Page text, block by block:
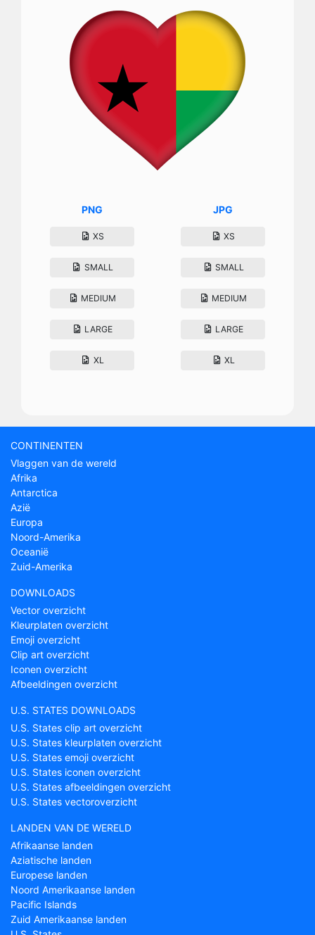
PNG
XS
SMALL
MEDIUM
LARGE
XL
JPG
XS
SMALL
MEDIUM
LARGE
XL
CONTINENTEN
Vlaggen van de wereld
Afrika
Antarctica
Azië
Europa
Noord-Amerika
Oceanië
Zuid-Amerika
DOWNLOADS
Vector overzicht
Kleurplaten overzicht
Emoji overzicht
Clip art overzicht
Iconen overzicht
Afbeeldingen overzicht
U.S. STATES DOWNLOADS
U.S. States clip art overzicht
U.S. States kleurplaten overzicht
U.S. States emoji overzicht
U.S. States iconen overzicht
U.S. States afbeeldingen overzicht
U.S. States vectoroverzicht
LANDEN VAN DE WERELD
Afrikaanse landen
Aziatische landen
Europese landen
Noord Amerikaanse landen
Pacific Islands
Zuid Amerikaanse landen